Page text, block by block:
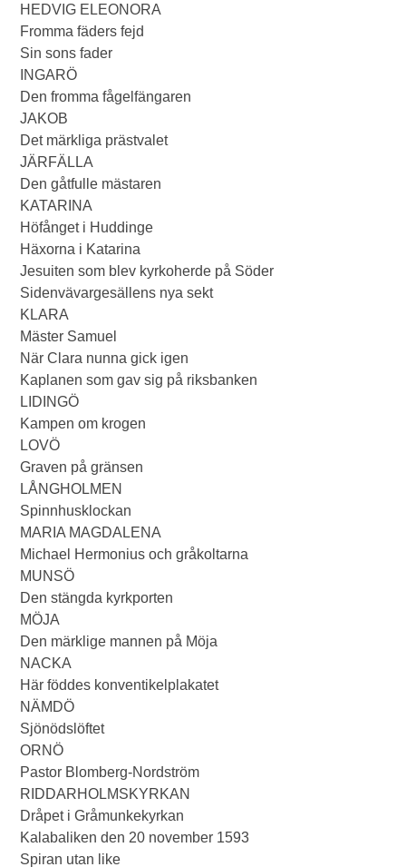
HEDVIG ELEONORA
Fromma fäders fejd
Sin sons fader
INGARÖ
Den fromma fågelfängaren
JAKOB
Det märkliga prästvalet
JÄRFÄLLA
Den gåtfulle mästaren
KATARINA
Höfånget i Huddinge
Häxorna i Katarina
Jesuiten som blev kyrkoherde på Söder
Sidenvävargesällens nya sekt
KLARA
Mäster Samuel
När Clara nunna gick igen
Kaplanen som gav sig på riksbanken
LIDINGÖ
Kampen om krogen
LOVÖ
Graven på gränsen
LÅNGHOLMEN
Spinnhusklockan
MARIA MAGDALENA
Michael Hermonius och gråkoltarna
MUNSÖ
Den stängda kyrkporten
MÖJA
Den märklige mannen på Möja
NACKA
Här föddes konventikelplakatet
NÄMDÖ
Sjönödslöftet
ORNÖ
Pastor Blomberg-Nordström
RIDDARHOLMSKYRKAN
Dråpet i Gråmunkekyrkan
Kalabaliken den 20 november 1593
Spiran utan like